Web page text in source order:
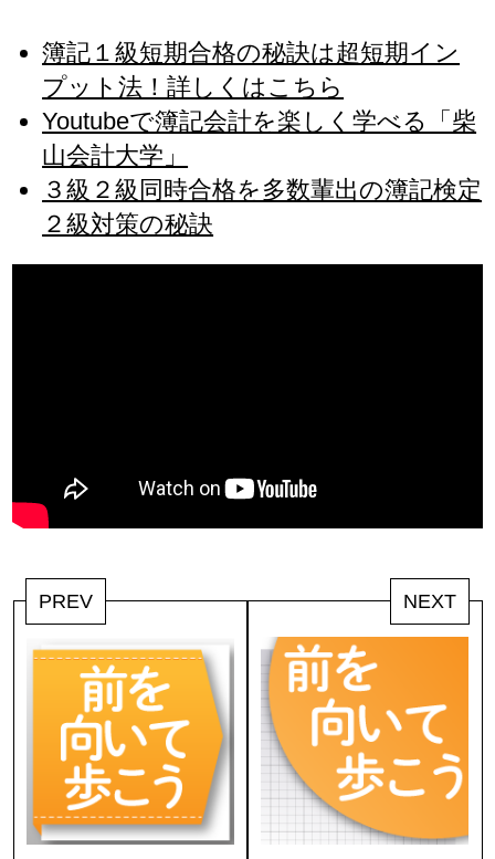
簿記１級短期合格の秘訣は超短期イン
プット法！詳しくはこちら
Youtubeで簿記会計を楽しく学べる「柴
山会計大学」
３級２級同時合格を多数輩出の簿記検定
２級対策の秘訣
PREV NEXT